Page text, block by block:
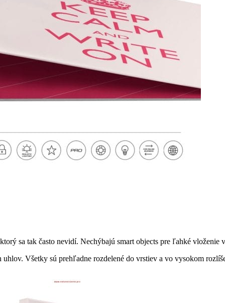
sa tak často nevidí. Nechýbajú smart objects pre ľahké
Všetky sú prehľadne rozdelené do vrstiev a vo vysokom